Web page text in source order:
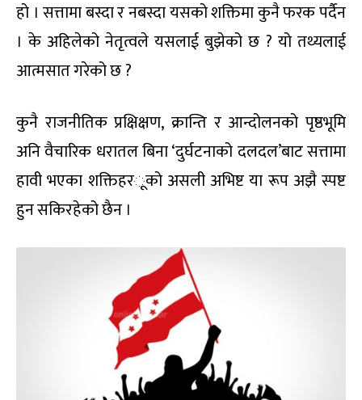
हो । सत्तामा बस्दा र नबस्दा यसको शक्तिमाकुनै फरक पर्दैन
। के अहिलेको नेतृत्वले यसलाई बुझेको छ ? यो तथ्यलाई
आत्मसात गरेको छ?
कुनै राजनीतिक प्रक्षिक्षण,क्रान्ति र आन्दोलनको पृष्ठभूमि
अनि वैचारिक धरातल बिना ‘दुर्घटनाको दलदल’बाट सत्तामा
हावी भएका शक्तिहरूको असली अभिष्ट या रूप अझै स्पष्ट
हुन सकिरहेको छैन ।